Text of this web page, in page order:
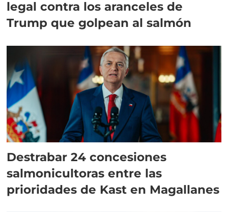
legal contra los aranceles de
Trump que golpean al salmón
Destrabar 24 concesiones
salmonicultoras entre las
prioridades de Kast en Magallanes